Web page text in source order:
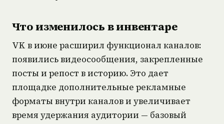
Что изменилось в инвентаре
VK в июне расширил функционал каналов:
появились видеосообщения, закрепленные
посты и репост в историю. Это дает
площадке дополнительные рекламные
форматы внутри каналов и увеличивает
время удержания аудитории — базовый